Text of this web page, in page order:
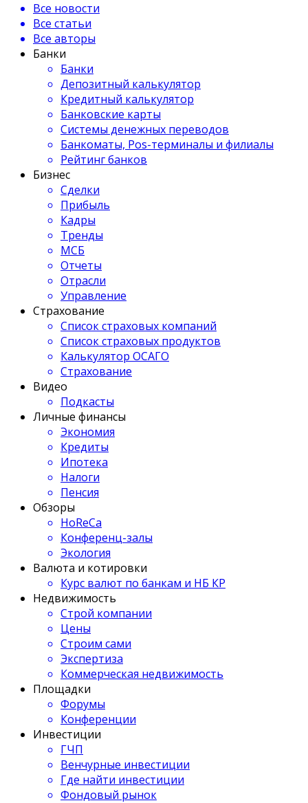
Все новости
Все статьи
Все авторы
Банки
Банки
Депозитный калькулятор
Кредитный калькулятор
Банковские карты
Системы денежных переводов
Банкоматы, Pos-терминалы и филиалы
Рейтинг банков
Бизнес
Сделки
Прибыль
Кадры
Тренды
МСБ
Отчеты
Отрасли
Управление
Страхование
Список страховых компаний
Список страховых продуктов
Калькулятор ОСАГО
Страхование
Видео
Подкасты
Личные финансы
Экономия
Кредиты
Ипотека
Налоги
Пенсия
Обзоры
HoReCa
Конференц-залы
Экология
Валюта и котировки
Курс валют по банкам и НБ КР
Недвижимость
Строй компании
Цены
Строим сами
Экспертиза
Коммерческая недвижимость
Площадки
Форумы
Конференции
Инвестиции
ГЧП
Венчурные инвестиции
Где найти инвестиции
Фондовый рынок